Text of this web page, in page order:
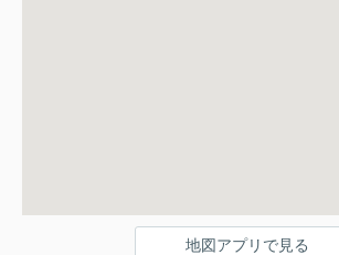
地図アプリで見る